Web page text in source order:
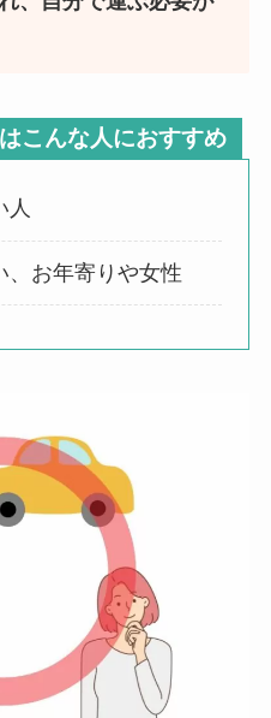
こんな人におすすめ
人
、お年寄りや女性